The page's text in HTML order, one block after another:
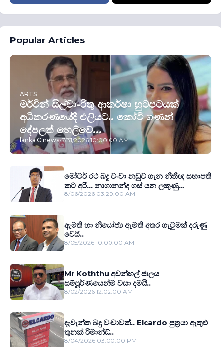
Popular Articles
ARTS
මර්වින් සිල්වා-රිතු ආකර්ෂා හුටපටයක්
අධිකරණයේදී එලියට.. කෝටි ගණන්
දේපලත් හෙලිවේ...
lanka C news-7/31/2026 10:00:00 AM
මෝටර් රථ බදු වංචා නඩුව ගැන නීතීඥ සභාපති
කට අරී... නාගානන්ද ගස් යන ලකුණු...
8/06/2026 03:20:00 AM
ඇමති හා නියෝජ්‍ය ඇමති අතර ගැටුමක් දරුණු
වෙයි..
8/05/2026 10:00:00 AM
Mr Koththu අවන්හල් ජාලය
සම්පූර්ණයෙන්ම වසා දමයි..
8/02/2026 12:02:00 AM
දැවැන්ත බදු වංචාවක්.. Elcardo පුත‍්‍රයා ඇතුළු
තුනක් රිමාන්ඩ්..
8/04/2026 03:00:00 PM